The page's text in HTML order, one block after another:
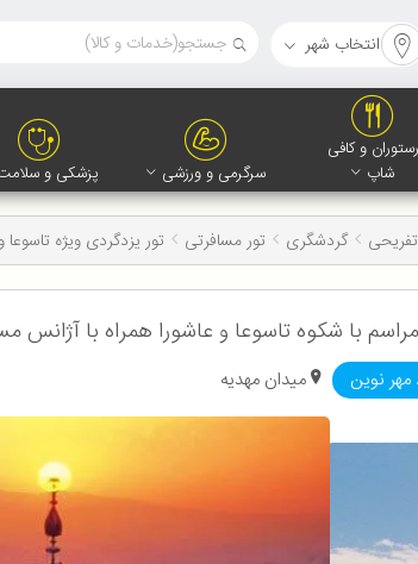
انتخاب شهر
رستوران و کافی
شاپ
سرگرمی و ورزشی پزشکی و
گردشگری تور مسافرتی تور یزدگردی ویژه تاسوعا
شکوه تاسوعا و عاشورا همراه با آژانس مسافرتی یزد مهر نوین
نوین میدان مهدیه